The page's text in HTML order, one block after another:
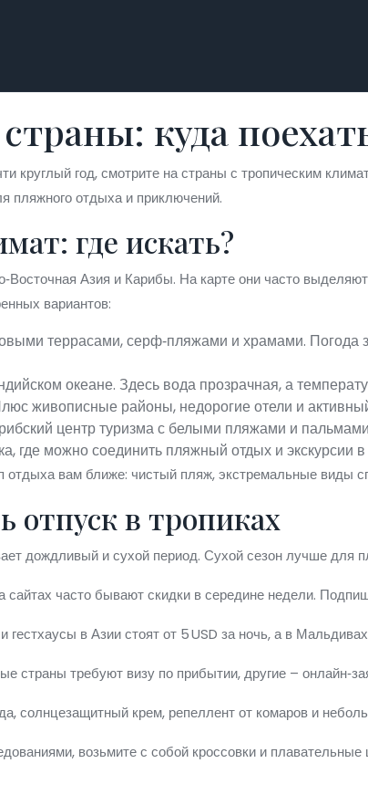
куда
круглый год, смотрите на страны с тропическим
пляжного отдыха и приключений.
где искать?
Азия и Карибы. На карте они часто
вариантов:
террасами, серф‑пляжами и храмами. Погода
океане. Здесь вода прозрачная, а
живописные районы, недорогие отели и
центр туризма с белыми пляжами и
где можно соединить пляжный отдых и экскурсии
отдыха вам ближе: чистый пляж, экстремальные виды
отпуск в тропиках
дождливый и сухой период. Сухой сезон лучше
сайтах часто бывают скидки в середине недели.
гестхаусы в Азии стоят от 5 USD за ночь, а в
страны требуют визу по прибытии, другие –
солнцезащитный крем, репеллент от комаров и
возьмите с собой кроссовки и